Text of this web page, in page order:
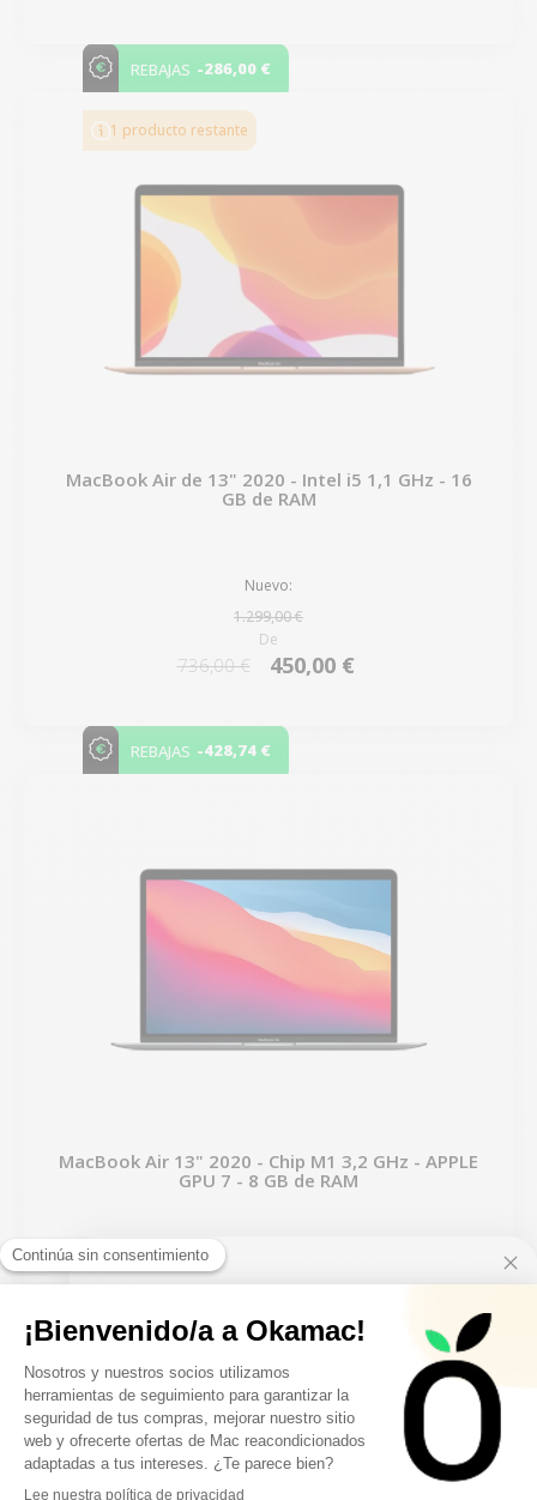
REBAJAS -286,00 €
1 producto restante
MacBook Air de 13" 2020 - Intel i5 1,1 GHz - 16
GB de RAM
Nuevo:
1.299,00 €
De
736,00 € 450,00 €
REBAJAS -428,74 €
MacBook Air 13" 2020 - Chip M1 3,2 GHz - APPLE
GPU 7 - 8 GB de RAM
De
912,77 € 484,03 €
REBAJAS -235,71 €
2 productos restantes
10€ FREE ON YOUR
FIRST ORDER
Sign up to receive your discount.